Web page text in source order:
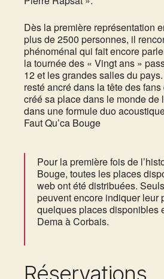
Dès la première représentation
plus de 2500 personnes, il
phénoménal qui fait encore
la tournée des « Vingt ans »
12 et les grandes salles du
resté ancré dans la tête des
créé sa place dans le monde de
dans une formule duo
Faut Qu’ca Bouge
Pour la première fois de
Bouge, toutes les places
web ont été distribuées.
peuvent encore indiquer leur
quelques places disponibles
Dema à Corbais.
Réservations